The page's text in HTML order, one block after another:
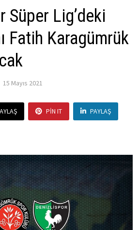
Süper Lig’deki
Fatih Karagümrük
15 Mayıs 2021
PIN IT PAYLAŞ